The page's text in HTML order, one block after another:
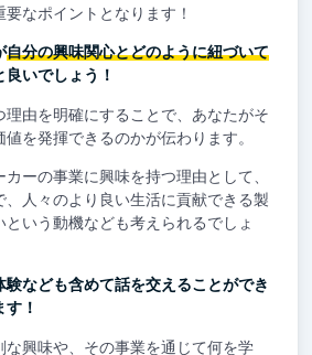
なポイントとなります！
自分の興味関心とどのように紐づいて
いでしょう！
由を明確にすることで、あなたがそ
を発揮できるのかが伝わります。
ーの事業に興味を持つ理由として、
人々のより良い生活に貢献できる製
いう動機なども考えられるでしょ
験なども含めて話を交えることができ
！
な興味や、その事業を通じて何を学